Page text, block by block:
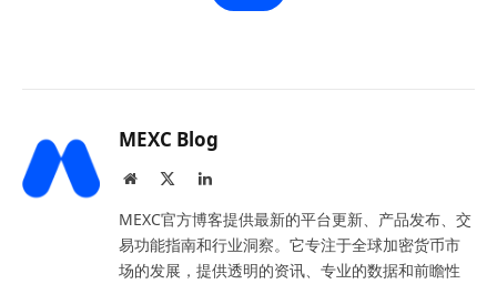
MEXC Blog
Website LinkedIn
MEXC官方博客提供最新的平台更新、产品发布、交
易功能指南和行业洞察。它专注于全球加密货币市
场的发展，提供透明的资讯、专业的数据和前瞻性